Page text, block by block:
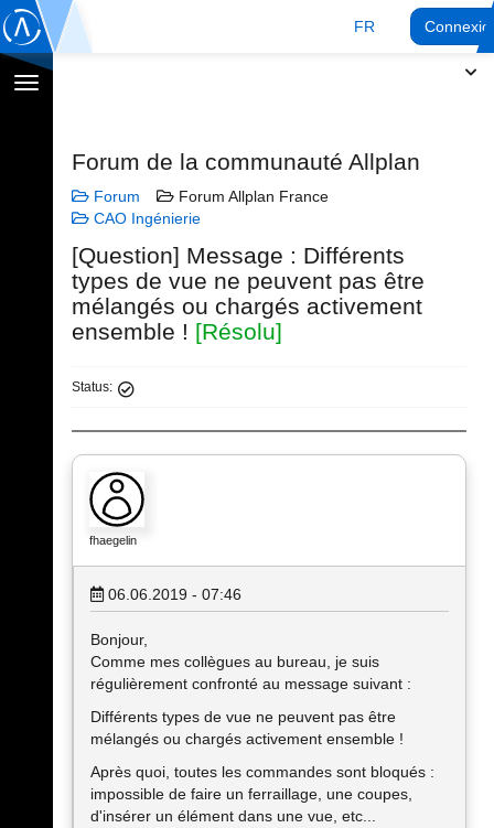
FR
Afficher
Forum de la communauté Allplan
Forum
Forum Allplan France
CAO Ingénierie
[Question] Message : Différents
types de vue ne peuvent pas être
mélangés ou chargés activement
ensemble ! [Résolu]
Status:
fhaegelin
06.06.2019 - 07:46
Bonjour,
Comme mes collègues au bureau, je suis
régulièrement confronté au message suivant :
Différents types de vue ne peuvent pas être
mélangés ou chargés activement ensemble !
Après quoi, toutes les commandes sont bloqués :
impossible de faire un ferraillage, une coupes,
d'insérer un élément dans une vue, etc...